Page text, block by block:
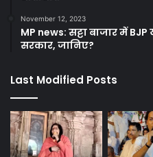
November 12, 2023
MP news: सट्टा बाजार में
सरकार, जानिए?
Last Modified Posts